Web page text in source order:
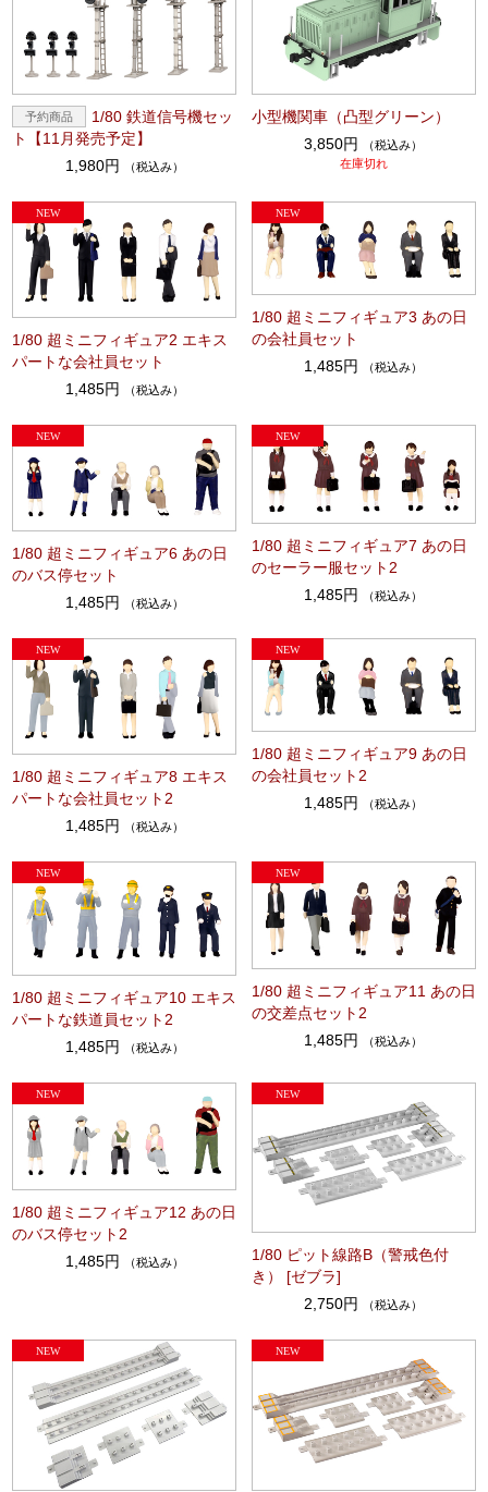
1/80 鉄道信号機セッ
ト【11月発売予定】
1,980円
（税込み）
小型機関車（凸型グリーン）
3,850円
（税込み）
在庫切れ
1/80 超ミニフィギュア2 エキス
パートな会社員セット
1,485円
（税込み）
1/80 超ミニフィギュア3 あの日
の会社員セット
1,485円
（税込み）
1/80 超ミニフィギュア6 あの日
のバス停セット
1,485円
（税込み）
1/80 超ミニフィギュア7 あの日
のセーラー服セット2
1,485円
（税込み）
1/80 超ミニフィギュア8 エキス
パートな会社員セット2
1,485円
（税込み）
1/80 超ミニフィギュア9 あの日
の会社員セット2
1,485円
（税込み）
1/80 超ミニフィギュア10 エキス
パートな鉄道員セット2
1,485円
（税込み）
1/80 超ミニフィギュア11 あの日
の交差点セット2
1,485円
（税込み）
1/80 超ミニフィギュア12 あの日
のバス停セット2
1,485円
（税込み）
1/80 ピット線路B（警戒色付
き） [ゼブラ]
2,750円
（税込み）